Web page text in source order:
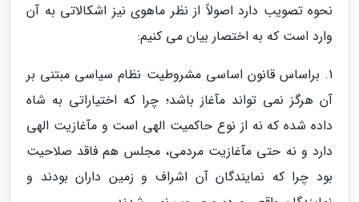
نحوه تصویب دارد اصولاً از نظر ماهوی نیز اشکالاتی به آن
وارد است که به اختصار بیان می کنیم:
1. براساس قانون اساسی مشروطیت نظام سیاسی مبتنی بر
آن هرگز نمی تواند مآغاز باشد؛ چرا که اختیاراتی به شاه
داده شده که نه از نوع حاکمیت الهی است و مآغازیت الهی
دارد و نه حتی مآغازیت مردمی، مجلس هم فاقد صلاحیت
بود چرا که نمایندگان آن اشراف و زمین داران بودند و